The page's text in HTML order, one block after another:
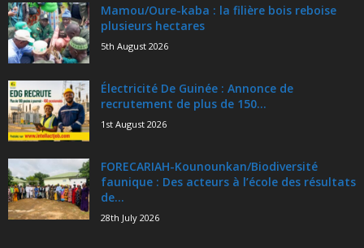
Mamou/Oure-kaba : la filière bois reboise
plusieurs hectares
5th August 2026
Électricité De Guinée : Annonce de
recrutement de plus de 150...
1st August 2026
FORECARIAH-Kounounkan/Biodiversité
faunique : Des acteurs à l’école des résultats
de...
28th July 2026